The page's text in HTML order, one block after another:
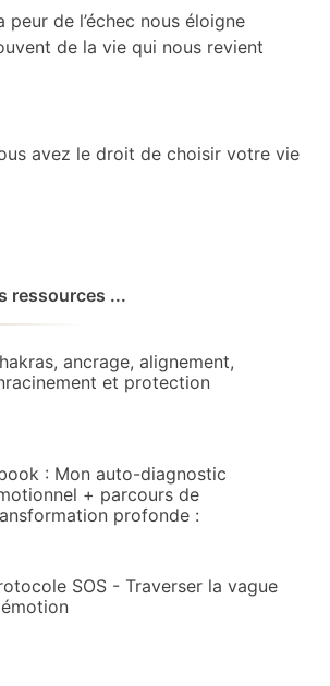
peur de l’échec nous éloigne
de la vie qui nous revient
avez le droit de choisir votre vie
ressources ...
ancrage, alignement,
et protection
: Mon auto-diagnostic
+ parcours de
profonde :
SOS - Traverser la vague